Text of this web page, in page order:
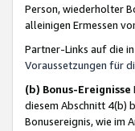
Person, wiederholter
alleinigen Ermessen
Partner-Links auf die
Voraussetzungen für
(b) Bonus-Ereignisse
diesem Abschnitt 4(b)
Bonusereignis, wie im